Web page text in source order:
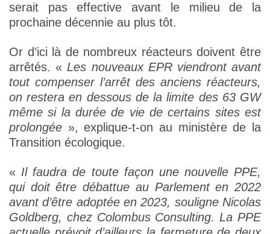
serait pas effective avant le milieu de la
prochaine décennie au plus tôt.
Or d’ici là de nombreux réacteurs doivent être
arrêtés. « Les nouveaux EPR viendront avant
tout compenser l’arrêt des anciens réacteurs,
on restera en dessous de la limite des 63 GW
même si la durée de vie de certains sites est
prolongée », explique-t-on au ministère de la
Transition écologique.
« Il faudra de toute façon une nouvelle PPE,
qui doit être débattue au Parlement en 2022
avant d’être adoptée en 2023, souligne Nicolas
Goldberg, chez Colombus Consulting. La PPE